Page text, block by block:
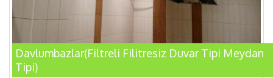
Davlumbazlar(Filtreli Filitresiz Duvar Tipi Meydan
Tipi)